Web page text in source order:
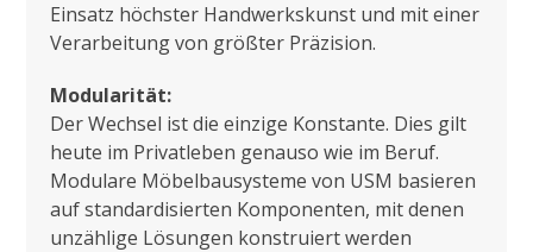
Einsatz höchster Handwerkskunst und mit einer
Verarbeitung von größter Präzision.
Modularität:
Der Wechsel ist die einzige Konstante. Dies gilt
heute im Privatleben genauso wie im Beruf.
Modulare Möbelbausysteme von USM basieren
auf standardisierten Komponenten, mit denen
unzählige Lösungen konstruiert werden